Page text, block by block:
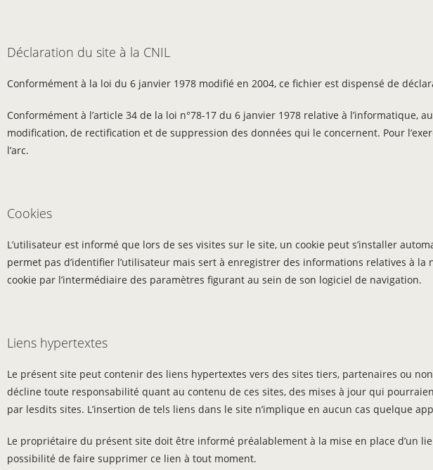
Déclaration du site à la CNIL
Conformément à la loi du 6 janvier 1978 modifié en 2004, ce fichier est dispensé de
Conformément à l’article 34 de la loi n°78-17 du 6 janvier 1978 relative à l’informatique,
modification, de rectification et de suppression des données qui le concernent. Pour
l’arc.
Cookies
L’utilisateur est informé que lors de ses visites sur le site, un cookie peut s’installer
permet pas d’identifier l’utilisateur mais sert à enregistrer des informations relatives à
cookie par l’intermédiaire des paramètres figurant au sein de son logiciel de navigation.
Liens hypertextes
Le présent site peut contenir des liens hypertextes vers des sites tiers, partenaires ou
décline toute responsabilité quant au contenu de ces sites, des mises à jour qui
par lesdits sites. L’insertion de tels liens dans le site n’implique en aucun cas quelque
Le propriétaire du présent site doit être informé préalablement à la mise en place d’un
possibilité de faire supprimer ce lien à tout moment.